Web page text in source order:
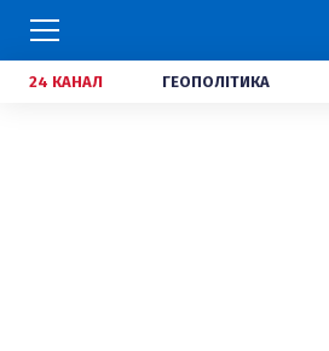
24 КАНАЛ ГЕОПОЛІТИКА